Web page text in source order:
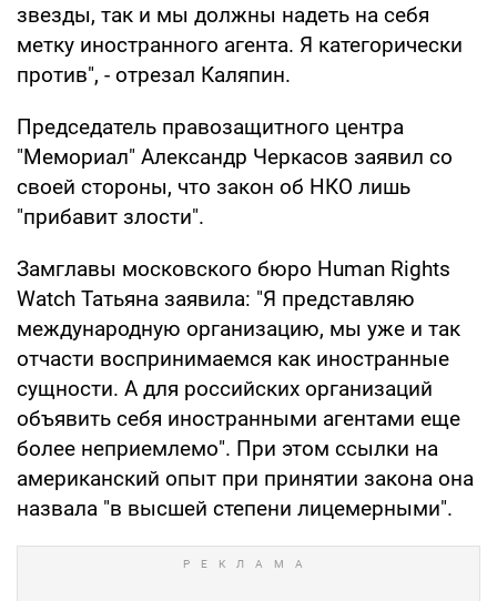
звезды, так и мы должны надеть на себя
метку иностранного агента. Я категорически
против", - отрезал Каляпин.
Председатель правозащитного центра
"Мемориал" Александр Черкасов заявил со
своей стороны, что закон об НКО лишь
"прибавит злости".
Замглавы московского бюро Human Rights
Watch Татьяна заявила: "Я представляю
международную организацию, мы уже и так
отчасти воспринимаемся как иностранные
сущности. А для российских организаций
объявить себя иностранными агентами еще
более неприемлемо". При этом ссылки на
американский опыт при принятии закона она
назвала "в высшей степени лицемерными".